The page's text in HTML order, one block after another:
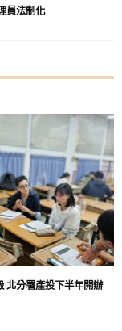
員法制化
北分署產投下半年開辦